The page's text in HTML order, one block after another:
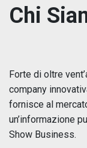
Chi
Forte di oltre
company
fornisce al
un’informazione
Show Business.